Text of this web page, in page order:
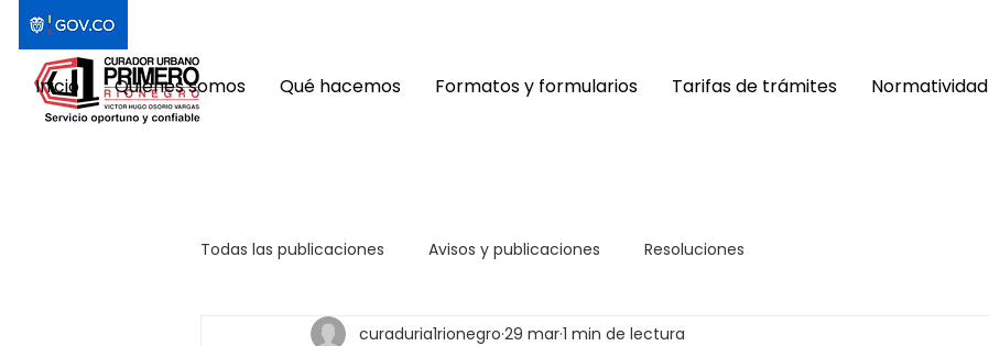
Inicio Quiénes somos Qué hacemos Formatos y formularios Tarifas de trámites Normatividad
Todas las publicaciones Avisos y publicaciones Resoluciones
curaduria1rionegro 29 mar1 min de lectura